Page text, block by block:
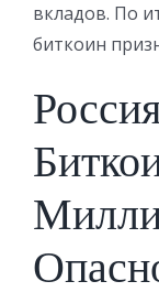
вкладов. По
биткоин